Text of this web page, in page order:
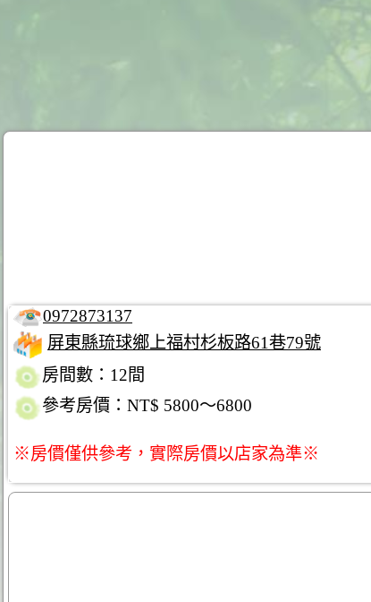
0972873137
屏東縣琉球鄉上福村杉板路61巷79號
房間數：12間
參考房價：NT$ 5800～6800
※房價僅供參考，實際房價以店家為準※